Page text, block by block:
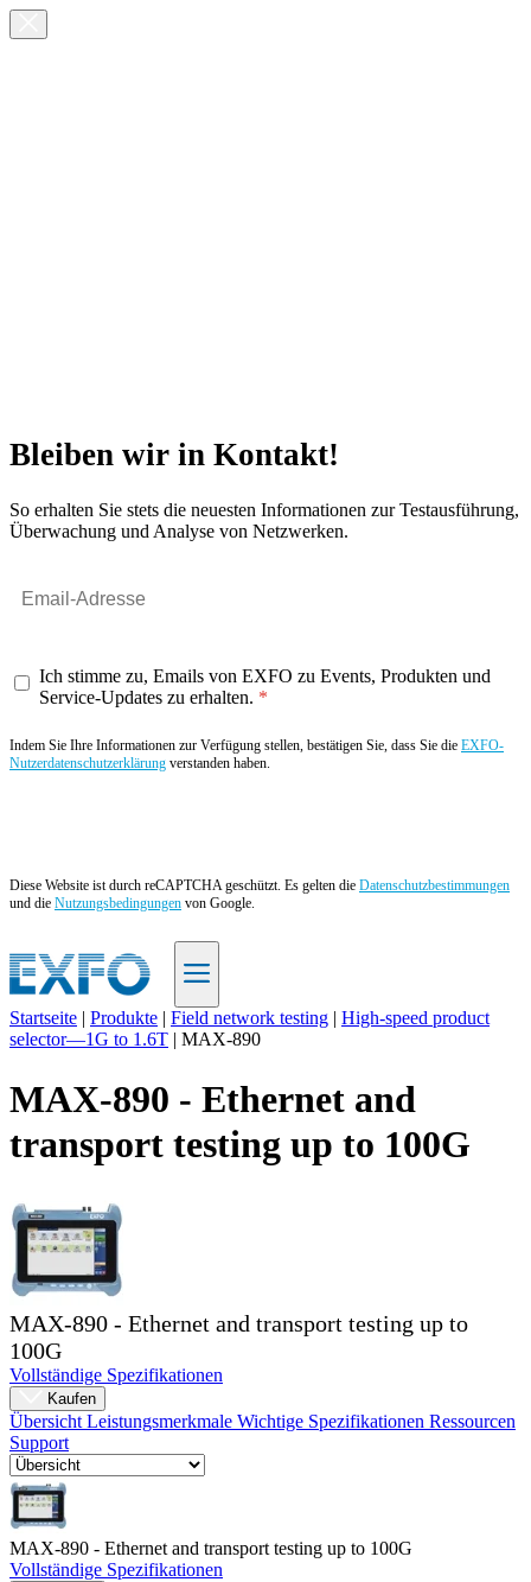
Bleiben wir in Kontakt!
So erhalten Sie stets die neuesten Informationen zur Testausführung,
Überwachung und Analyse von Netzwerken.
Ich stimme zu, Emails von EXFO zu Events, Produkten und
Service-Updates zu erhalten.
Indem Sie Ihre Informationen zur Verfügung stellen, bestätigen Sie, dass Sie die EXFO-
Nutzerdatenschutzerklärung verstanden haben.
Diese Website ist durch reCAPTCHA geschützt. Es gelten die Datenschutzbestimmungen
und die Nutzungsbedingungen von Google.
DE
Produkte
Lösungen
Support
Ressourcen
Kontakt
RegisterAnmeldung
Unternehmen
Karriere
Partner
Suppliers
Startseite | Produkte | Field network testing | High-speed product
selector—1G to 1.6T | MAX-890
MAX-890 - Ethernet and
transport testing up to 100G
MAX-890 - Ethernet and transport testing up to
100G
Vollständige Spezifikationen
Kaufen
Übersicht Leistungsmerkmale Wichtige Spezifikationen Ressourcen
Support
MAX-890 - Ethernet and transport testing up to 100G
Vollständige Spezifikationen